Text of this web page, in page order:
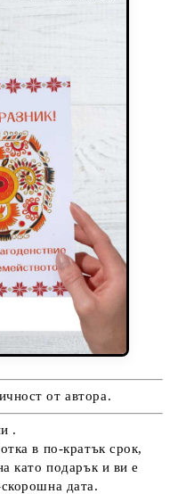
от автора.
.
в по-кратък срок,
като подарък и ви е
дата.